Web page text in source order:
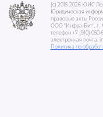
(c) 2015-2026 ЮИС
Юридическая
правовые акты
ООО "Инфра-Бит", г.
телефон +7 (910) 050-
электронная почта:
Политика по